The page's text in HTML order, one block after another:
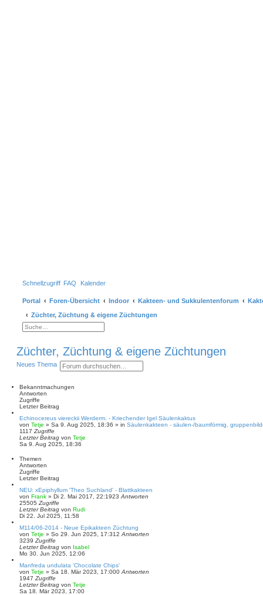
Schnellzugriff FAQ Kalender
Portal Foren-Übersicht Indoor Kakteen- und Sukkulentenforum
Züchter, Züchtung & eigene Züchtungen
h
e
i
t
e
r
Züchter, Züchtung & eigene Züchtungen
Neues Thema S
u
h
E
r
e
t
e
u
c
Bekanntmachungen
Antworten
Zugriffe
Letzter Beitrag
Echinocereus viereckii Werderm. - Kriechender Igel Säulenkaktus
von Tetje » Sa 9. Aug 2025, 18:36 » in Säulenkakteen - säulen-/baumförmig,
1117 Zugriffe
Letzter Beitrag von Tetje
Sa 9. Aug 2025, 18:36
Themen
Antworten
Zugriffe
Letzter Beitrag
NEU: xEpiphyllum 'Theo Suchland' - Blattkakteen
von Frank » Di 2. Mai 2017, 22:1923 Antworten
25505 Zugriffe
Letzter Beitrag von Rudi
Di 22. Jul 2025, 11:58
M114/06-2014 - Neue Epikakteen Züchtung
von Tetje » So 29. Jun 2025, 17:312 Antworten
3239 Zugriffe
Letzter Beitrag von Isabel
Mo 30. Jun 2025, 12:06
Manfreda undulata 'Chocolate Chips'
von Tetje » Sa 18. Mär 2023, 17:000 Antworten
1947 Zugriffe
Letzter Beitrag von Tetje
Sa 18. Mär 2023, 17:00